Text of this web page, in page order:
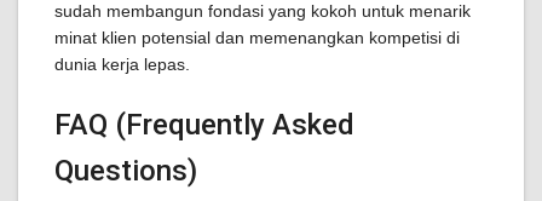
sudah membangun fondasi yang kokoh untuk menarik
minat klien potensial dan memenangkan kompetisi di
dunia kerja lepas.
FAQ (Frequently Asked
Questions)